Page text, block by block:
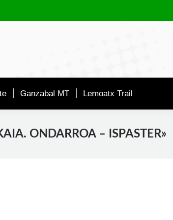
Ganzabal MT Lemoatx Trail
ONDARROA – ISPASTER»